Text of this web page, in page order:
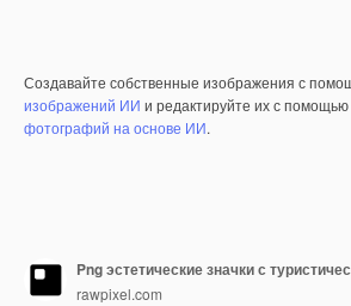
Создавайте собственные изображения с
изображений ИИ и редактируйте их с
фотографий на основе ИИ.
rawpixel.com